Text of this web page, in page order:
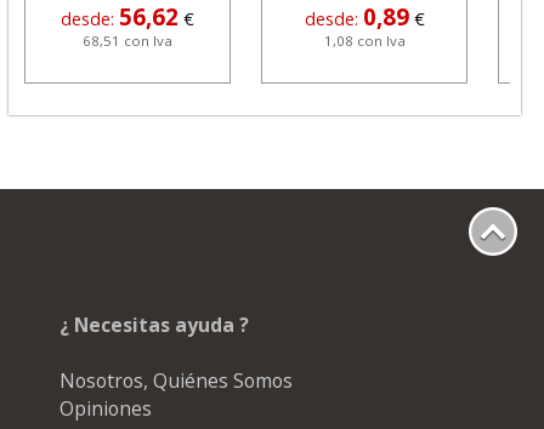
desde: 56,62 €
68,51 con Iva
desde: 0,89 €
1,08 con Iva
¿ Necesitas ayuda ?
Nosotros, Quiénes Somos
Opiniones